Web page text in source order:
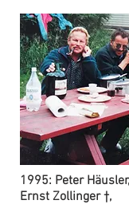
1995: Peter
Ernst Zollinger †,